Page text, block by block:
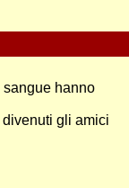
hanno
gli amici